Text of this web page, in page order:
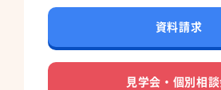
資料請求
見学会・個別相